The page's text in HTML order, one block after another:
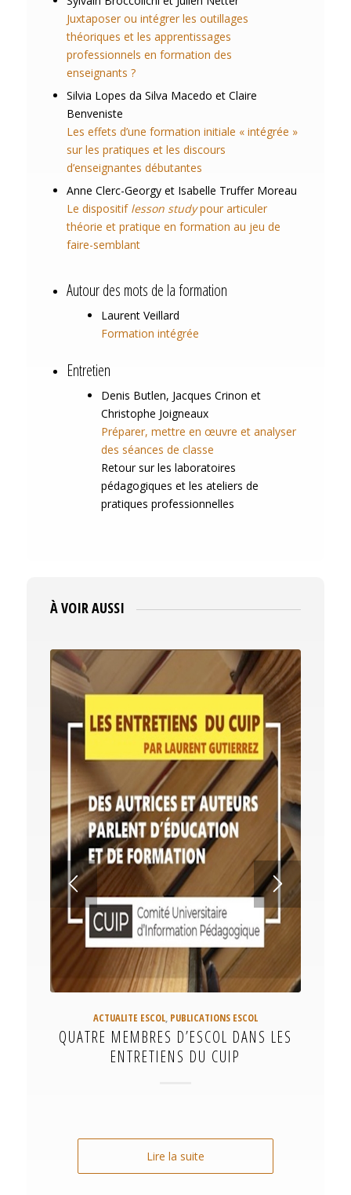
Juxtaposer ou intégrer les outillages
théoriques et les apprentissages
professionnels en formation des
enseignants ?
Silvia Lopes da Silva Macedo et Claire
Benveniste
Les effets d’une formation initiale « intégrée »
sur les pratiques et les discours
d’enseignantes débutantes
Anne Clerc-Georgyet Isabelle Truffer Moreau
Le dispositif lesson studypour articuler
théorie et pratique en formation au jeu de
faire-semblant
Autour des mots de la formation
Laurent Veillard
Formation intégrée
Entretien
Denis Butlen, Jacques Crinon et
Christophe Joigneaux
Préparer, mettre en œuvre et analyser
des séances de classe
Retour sur les laboratoires
pédagogiques et les ateliers de
pratiques professionnelles
À VOIR AUSSI
ACTUALITE ESCOL, PUBLICATIONS ESCOL
QUATRE MEMBRES D’ESCOL DANS LES
ENTRETIENS DU CUIP
Lire la suite